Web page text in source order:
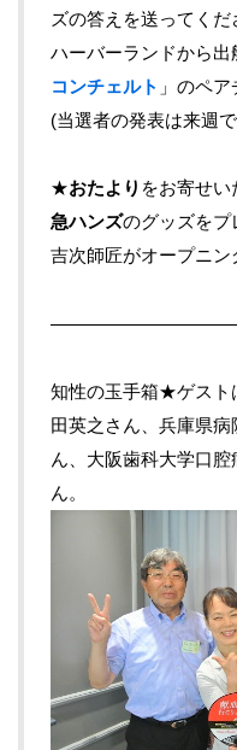
ズの答えを送ってく
ハーバーランドから
コンチェルト 」のペ
(当選者の発表は来週で
★おたより をお寄せ
急ハンズのグッズをプ
吉次師匠がオープニン
知性の玉手箱★ゲスト
田英之さん、兵庫県
ん、大阪歯科大学口
ん。